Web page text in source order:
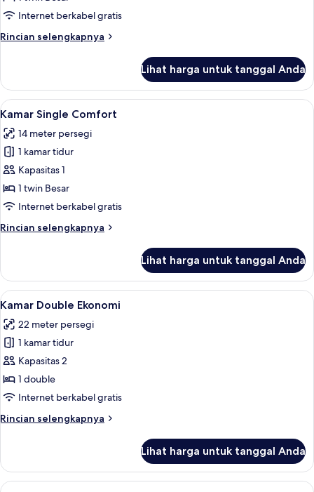
Ekonomi
Floor
piano)
Internet berkabel gratis
Rincian selengkapnya
Rincian
Kamar
Single
Ekonomi
Floor
Terzo
piano)
Lihat harga untuk tanggal Anda
Lihat
semua
foto
untuk
Kamar
Single
Comfort
Kamar Single Comfort | Seprai
5
Kamar Single Comfort
14 meter persegi
1 kamar tidur
Kapasitas 1
1 twin Besar
Internet berkabel gratis
Rincian selengkapnya
Rincian
Kamar
Single
Comfort
Lihat harga untuk tanggal Anda
Lihat
semua
foto
untuk
Kamar
Double
Ekonomi
Seprai premium, brankas, meja
4
Kamar Double Ekonomi
22 meter persegi
1 kamar tidur
Kapasitas 2
1 double
Internet berkabel gratis
Rincian selengkapnya
Rincian
Kamar
Double
Lihat harga untuk tanggal Anda
Lihat
Seprai premium, brankas, meja